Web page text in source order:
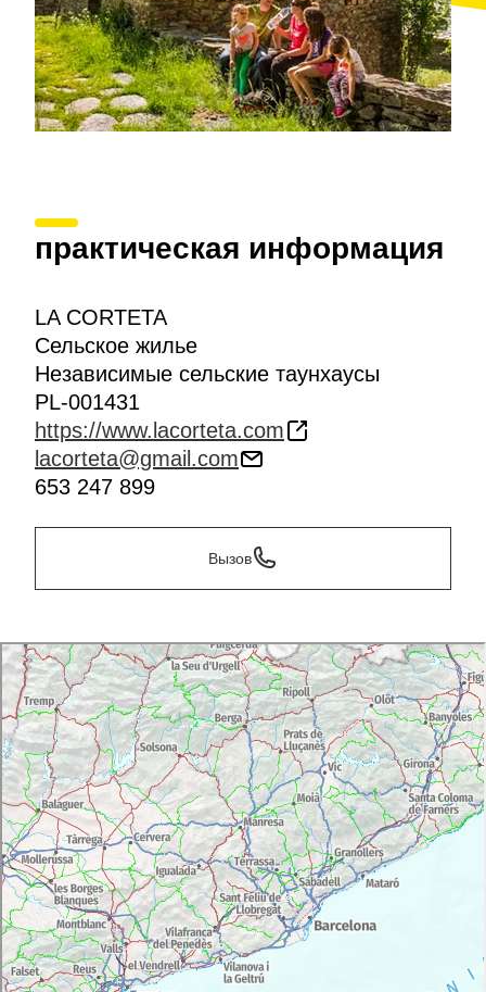
практическая информация
LA CORTETA
Сельское жилье
Независимые сельские таунхаусы
PL-001431
https://www.lacorteta.com
lacorteta@gmail.com
653 247 899
Вызов